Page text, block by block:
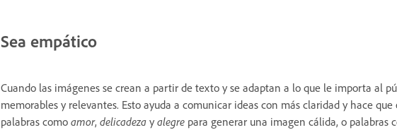
Sea empático
Cuando las imágenes se crean a partir de texto y se adaptan a lo que le importa al
memorables y relevantes. Esto ayuda a comunicar ideas con más claridad y hace
palabras como amor, delicadeza y alegre para generar una imagen cálida, o palabras